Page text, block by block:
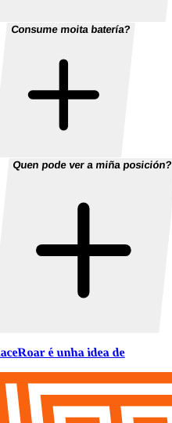
Consume moita batería?
Quen pode ver a miña posición?
é unha idea de